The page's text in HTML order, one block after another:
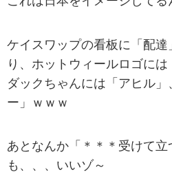
ケイスワップの看板に「配達
り、ホットウィールロゴには
ダックちゃんには「アヒル
ー」ｗｗｗ
あとなんか「＊＊＊受けて立
も、、、いいゾ～